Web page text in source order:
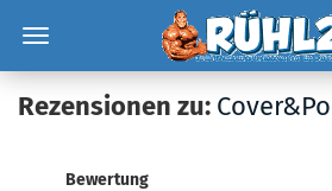
Rezensionen zu:
Bewertung